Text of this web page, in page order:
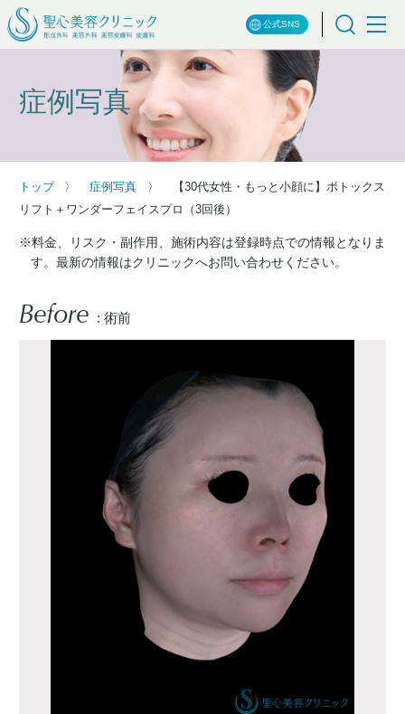
公式SNS
症例写真
トップ 症例写真
【30代女性・もっと小顔に】ボトックス
リフト＋ワンダーフェイスプロ（3回後）
※料金、リスク・副作用、施術内容は登録時点での情報となりま
す。最新の情報はクリニックへお問い合わせください。
Before : 術前